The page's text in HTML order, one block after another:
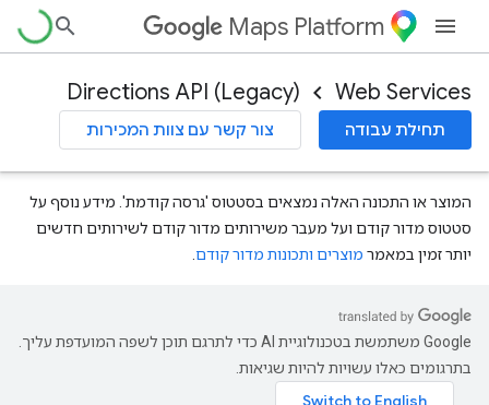
Maps Platform
Web Services
Directions API (Legacy)
תחילת עבודה צור קשר עם צוות המכירות
המוצר או התכונה האלה נמצאים בסטטוס 'גרסה קודמת'. מידע נוסף על
סטטוס מדור קודם ועל מעבר משירותים מדור קודם לשירותים חדשים
יותר זמין במאמר מוצרים ותכונות מדור קודם
‫Google משתמשת בטכנולוגיית AI כדי לתרגם תוכן לשפה המועדפת עליך.
בתרגומים כאלו עשויות להיות שגיאות.